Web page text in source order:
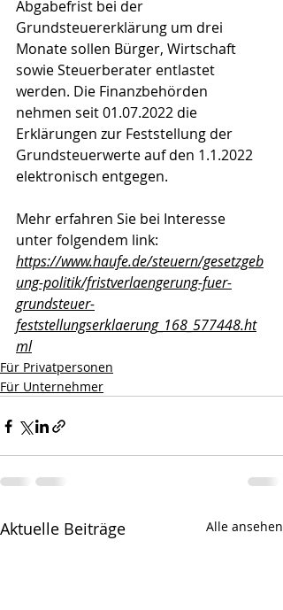
Abgabefrist bei der
Grundsteuererklärung um drei
Monate sollen Bürger, Wirtschaft
sowie Steuerberater entlastet
werden. Die Finanzbehörden
nehmen seit 01.07.2022 die
Erklärungen zur Feststellung der
Grundsteuerwerte auf den 1.1.2022
elektronisch entgegen.
Mehr erfahren Sie bei Interesse
unter folgendem link:
https://www.haufe.de/steuern/gesetzgeb
ung-politik/fristverlaengerung-fuer-
grundsteuer-
feststellungserklaerung_168_577448.ht
ml
Für Privatpersonen
Für Unternehmer
Aktuelle Beiträge Alle ansehen